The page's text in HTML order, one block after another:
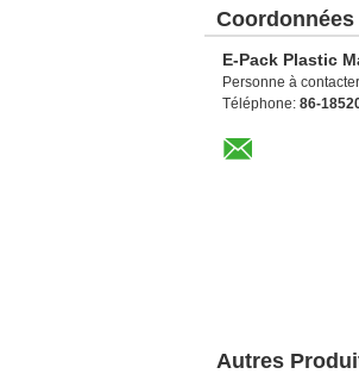
Coordonnées
E-Pack Plastic
Personne à
Téléphone: 86-
Autres